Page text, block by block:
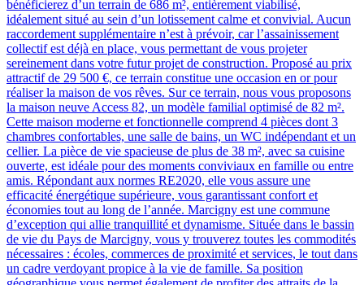
bénéficierez d’un terrain de 686 m², entièrement viabilisé,
idéalement situé au sein d’un lotissement calme et convivial. Aucun
raccordement supplémentaire n’est à prévoir, car l’assainissement
collectif est déjà en place, vous permettant de vous projeter
sereinement dans votre futur projet de construction. Proposé au prix
attractif de 29 500 €, ce terrain constitue une occasion en or pour
réaliser la maison de vos rêves. Sur ce terrain, nous vous proposons
la maison neuve Access 82, un modèle familial optimisé de 82 m².
Cette maison moderne et fonctionnelle comprend 4 pièces dont 3
chambres confortables, une salle de bains, un WC indépendant et un
cellier. La pièce de vie spacieuse de plus de 38 m², avec sa cuisine
ouverte, est idéale pour des moments conviviaux en famille ou entre
amis. Répondant aux normes RE2020, elle vous assure une
efficacité énergétique supérieure, vous garantissant confort et
économies tout au long de l’année. Marcigny est une commune
d’exception qui allie tranquillité et dynamisme. Située dans le bassin
de vie du Pays de Marcigny, vous y trouverez toutes les commodités
nécessaires : écoles, commerces de proximité et services, le tout dans
un cadre verdoyant propice à la vie de famille. Sa position